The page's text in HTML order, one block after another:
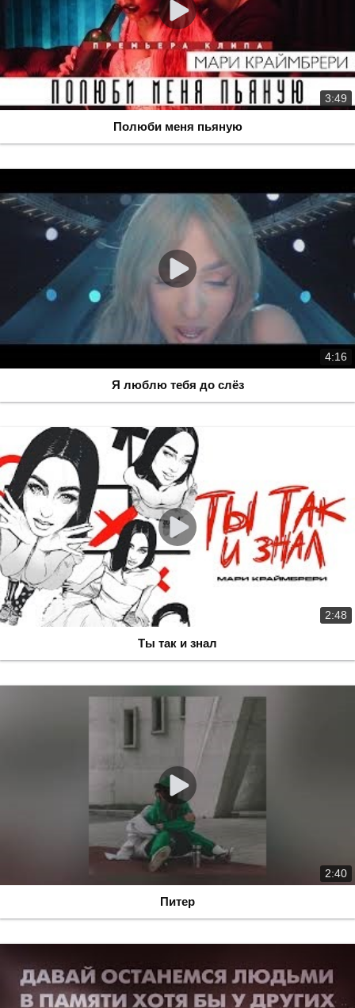
3:49
Полюби меня пьяную
4:16
Я люблю тебя до слёз
2:48
Ты так и знал
2:40
Питер